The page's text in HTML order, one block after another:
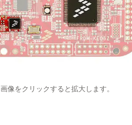
画像をクリックすると拡大します。